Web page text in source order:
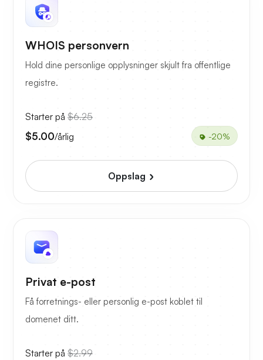
WHOIS personvern
Hold dine personlige opplysninger skjult fra offentlige
registre.
Starter på $6.25
$5.00/årlig -20%
Oppslag
Privat e-post
Få forretnings- eller personlig e-post koblet til
domenet ditt.
Starter på $2.99